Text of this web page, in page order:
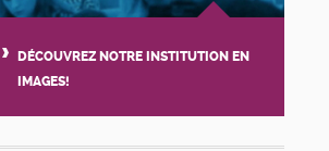
DÉCOUVREZ NOTRE INSTITUTION EN
IMAGES!